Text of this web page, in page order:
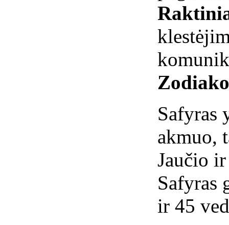
Safyras
akmuo,
Jaučio
Safyras
ir 45